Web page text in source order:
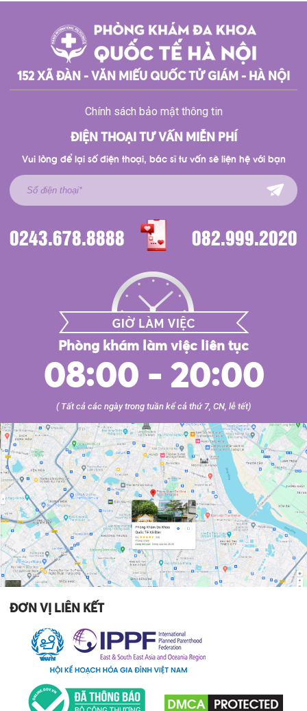
152 XÃ ĐÀN - VĂN MIẾU QUỐC TỬ GIÁM - HÀ NỘI
Chính sách bảo mật thông tin
ĐIỆN THOẠI TƯ VẤN MIỄN PHÍ
Vui lòng để lại số điện thoại, bác sĩ tư vấn sẽ liện hệ với bạn
0243.678.8888 082.999.2020
Phòng khám làm việc liên tục
08:00 - 20:00
( Tất cả các ngày trong tuần kể cả thứ 7, CN, lễ tết)
ĐƠN VỊ LIÊN KẾT